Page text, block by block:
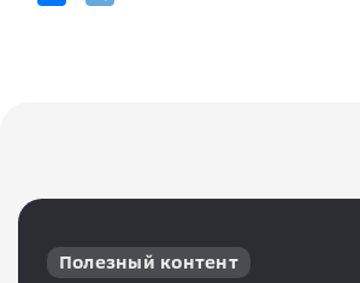
Полезный контент